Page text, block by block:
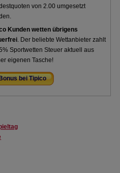
von 2.00 umgesetzt
Kunden wetten übrigens
. Der beliebte Wettanbieter zahlt
Sportwetten Steuer aktuell aus
eigenen Tasche!
bei Tipico